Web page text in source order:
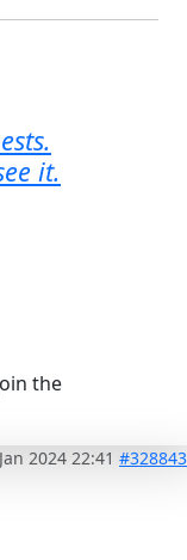
it.
the
2024 22:41 #328843